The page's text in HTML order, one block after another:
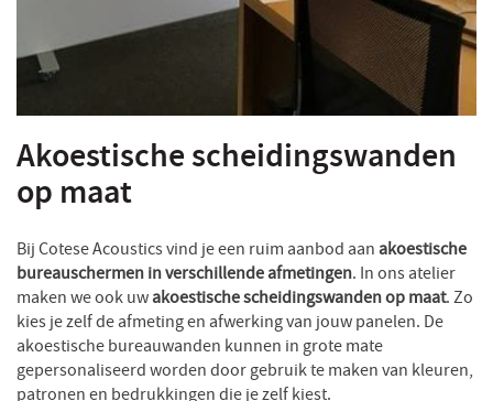
Akoestische scheidingswanden
op maat
Bij Cotese Acoustics vind je een ruim aanbod aanakoestische
bureauschermen in verschillende afmetingen. In ons atelier
maken we ook uwakoestische scheidingswanden op maat. Zo
kies je zelf de afmeting en afwerking van jouw panelen. De
akoestische bureauwanden kunnen in grote mate
gepersonaliseerd worden door gebruik te maken van kleuren,